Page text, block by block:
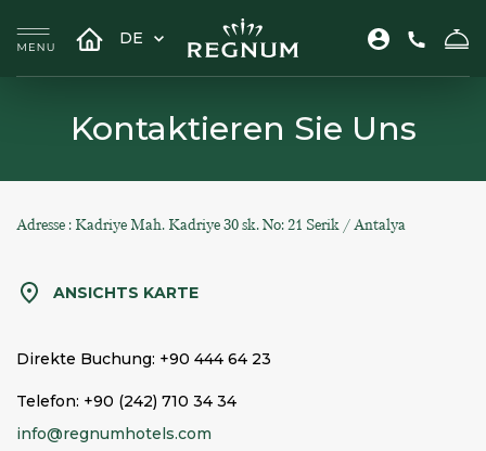
DE
Kontaktieren Sie Uns
Adresse : Kadriye Mah. Kadriye 30 sk. No: 21 Serik / Antalya
ANSICHTS KARTE
Direkte Buchung: +90 444 64 23
Telefon: +90 (242) 710 34 34
info@regnumhotels.com